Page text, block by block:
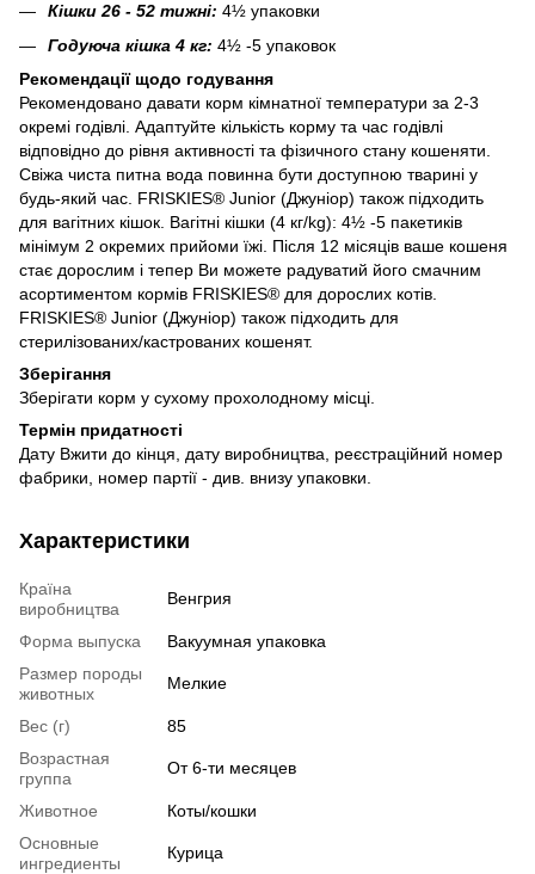
Кішки 26 - 52 тижні: 4½ упаковки
Годуюча кішка 4 кг: 4½ -5 упаковок
Рекомендації щодо годування
Рекомендовано давати корм кімнатної температури за 2-3
окремі годівлі. Адаптуйте кількість корму та час годівлі
відповідно до рівня активності та фізичного стану кошеняти.
Свіжа чиста питна вода повинна бути доступною тварині у
будь-який час. FRISKIES® Junior (Джуніор) також підходить
для вагітних кішок. Вагітні кішки (4 кг/kg): 4½ -5 пакетиків
мінімум 2 окремих прийоми їжі. Після 12 місяців ваше кошеня
стає дорослим і тепер Ви можете радуватий його смачним
асортиментом кормів FRISKIES® для дорослих котів.
FRISKIES® Junior (Джуніор) також підходить для
стерилізованих/кастрованих кошенят.
Зберігання
Зберігати корм у сухому прохолодному місці.
Термін придатності
Дату Вжити до кінця, дату виробництва, реєстраційний номер
фабрики, номер партії - див. внизу упаковки.
Характеристики
Країна
виробництва
Венгрия
Форма выпуска
Вакуумная упаковка
Размер породы
животных
Мелкие
Вес (г)
85
Возрастная
группа
От 6-ти месяцев
Животное
Коты/кошки
Основные
ингредиенты
Курица